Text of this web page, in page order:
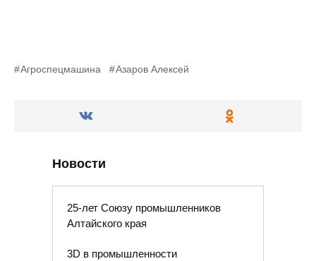
Агроспецмашина Азаров Алексей
Новости
25-лет Союзу промышленников
Алтайского края
3D в промышленности